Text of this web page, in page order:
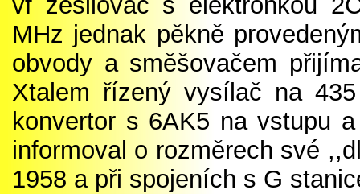
MHz jednak pěkně
obvody a směšovačem
Xtalem řízený vysílač na
konvertor s 6AK5 na vstupu
informoval o rozměrech své
1958 a při spojeních s G